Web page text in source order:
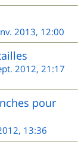
2013, 12:00
2012, 21:17
pour
13:36